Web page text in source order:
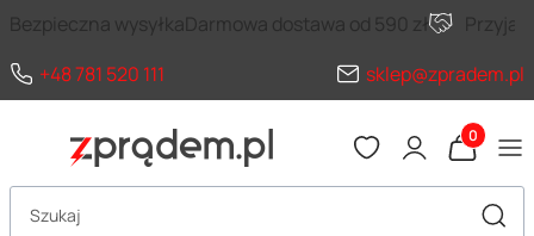
Bezpieczna wysyłkaDarmowa dostawa od 590 zł
+48 781 520 111
sklep@zpradem.pl
Produkty
Otwórz wyszukiwarkę